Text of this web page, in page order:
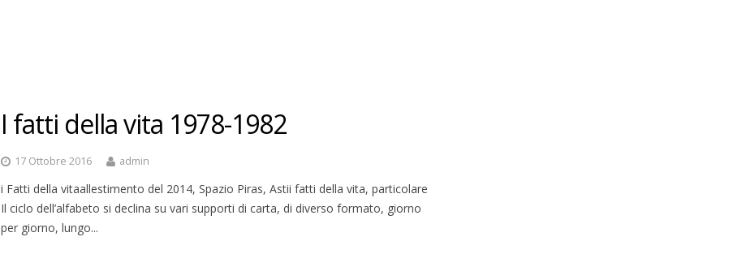
I fatti della vita 1978-1982
17 Ottobre 2016 admin
i Fatti della vitaallestimento del 2014, Spazio Piras, Astii fatti della vita, particolare
Il ciclo dell’alfabeto si declina su vari supporti di carta, di diverso formato, giorno
per giorno, lungo...